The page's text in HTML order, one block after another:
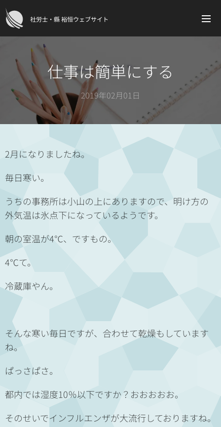
社労士・縣 裕恒ウェブサイト
仕事は簡単にする
2019年02月01日
2月になりましたね。
毎日寒い。
うちの事務所は小山の上にありますので、明け方の
外気温は氷点下になっているようです。
朝の室温が4℃、ですもの。
4℃て。
冷蔵庫やん。
そんな寒い毎日ですが、合わせて乾燥もしています
ね。
ぱっさぱさ。
都内では湿度10％以下ですか？おおおおお。
そのせいでインフルエンザが大流行しておりますね。